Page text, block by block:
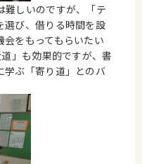
難しいのですが、「テ
選び、借りる時間を設
をもってもらいたい
」も効果的ですが、書
学ぶ「寄り道」とのバ